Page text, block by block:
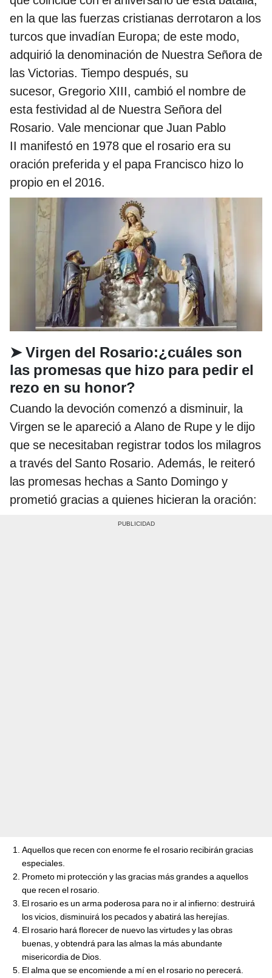
en la que las fuerzas cristianas derrotaron a los
turcos que invadían Europa; de este modo,
adquirió la denominación de Nuestra Señora de
las Victorias. Tiempo después, su
sucesor, Gregorio XIII, cambió el nombre de
esta festividad al de Nuestra Señora del
Rosario. Vale mencionar que Juan Pablo
II manifestó en 1978 que el rosario era su
oración preferida y el papa Francisco hizo lo
propio en el 2016.
➤ Virgen del Rosario:¿cuáles son
las promesas que hizo para pedir el
rezo en su honor?
Cuando la devoción comenzó a disminuir, la
Virgen se le apareció a Alano de Rupe y le dijo
que se necesitaban registrar todos los milagros
a través del Santo Rosario. Además, le reiteró
las promesas hechas a Santo Domingo y
prometió gracias a quienes hicieran la oración:
Aquellos que recen con enorme fe el rosario recibirán gracias
especiales.
Prometo mi protección y las gracias más grandes a aquellos
que recen el rosario.
El rosario es un arma poderosa para no ir al infierno: destruirá
los vicios, disminuirá los pecados y abatirá las herejías.
El rosario hará florecer de nuevo las virtudes y las obras
buenas, y obtendrá para las almas la más abundante
misericordia de Dios.
El alma que se encomiende a mí en el rosario no perecerá.